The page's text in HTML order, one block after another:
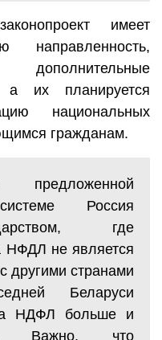
имеет
направленность,
дополнительные
а их планируется
национальных
гражданам.
Россия
где
НФДЛ не является
другими странами
Беларуси
НДФЛ больше и
Важно, что